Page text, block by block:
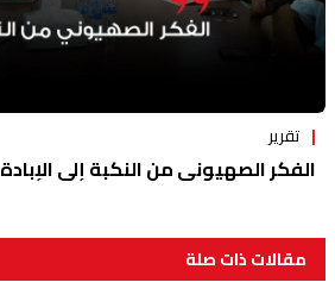
تقرير
الفكر الصهيوني من النكبة إلى الإبادة
مقالات ذات صلة